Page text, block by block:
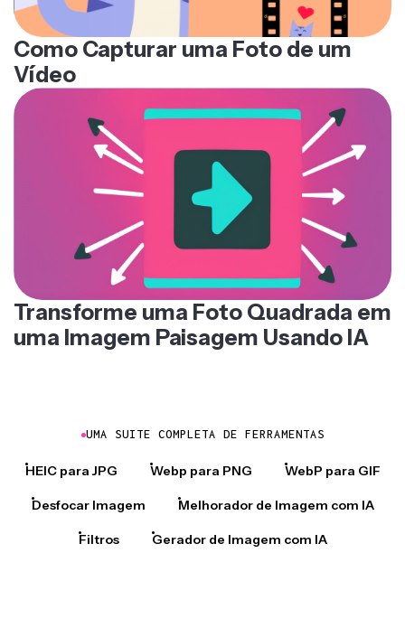
Como Capturar uma Foto de um
Vídeo
Transforme uma Foto Quadrada em
uma Imagem Paisagem Usando IA
UMA SUITE COMPLETA DE FERRAMENTAS
HEIC para JPG Webp para PNG WebP para GIF
Desfocar Imagem Melhorador de Imagem com IA
Filtros Gerador de Imagem com IA